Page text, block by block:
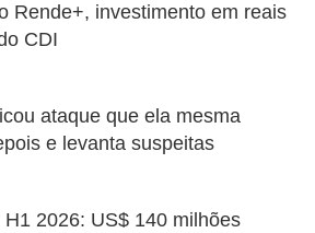
Rende+, investimento em reais
CDI
ataque que ela mesma
e levanta suspeitas
2026: US$ 140 milhões